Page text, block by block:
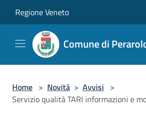
Regione Veneto
Comune di
Home > Novità > Avvisi >
Servizio qualità TARI informazioni e